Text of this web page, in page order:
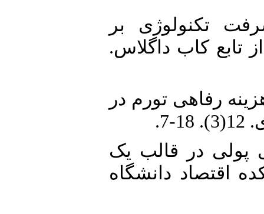
بررسی اثر پیشرفت تکنولوژی بر
کاب داگلاس.
رضا. (1391). اندازه‌گیری هزینه رفاهی تورم در
پولی در قالب یک
اقتصاد دانشگاه